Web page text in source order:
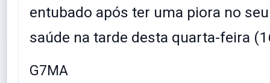
entubado após ter uma piora no
saúde na tarde desta quarta-feira
G7MA